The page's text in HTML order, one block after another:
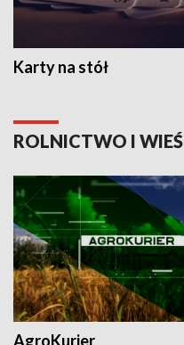
Karty na stół
ROLNICTWO I WIEŚ
AgroKurier